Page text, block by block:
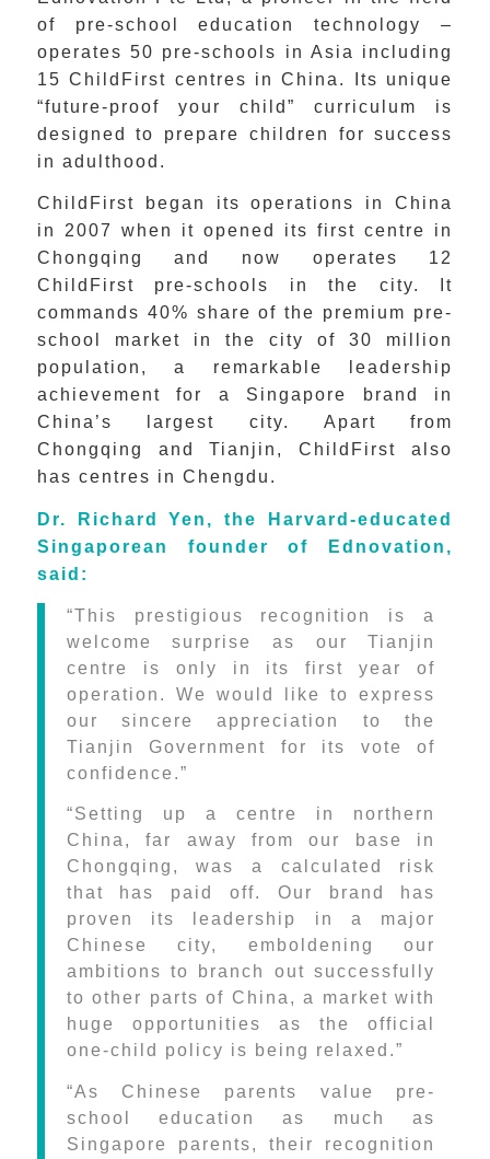
of pre-school education technology –
operates 50 pre-schools in Asia including
15 ChildFirst centres in China. Its unique
“future-proof your child” curriculum is
designed to prepare children for success
in adulthood.
ChildFirst began its operations in China
in 2007 when it opened its first centre in
Chongqing and now operates 12
ChildFirst pre-schools in the city. It
commands 40% share of the premium pre-
school market in the city of 30 million
population, a remarkable leadership
achievement for a Singapore brand in
China’s largest city. Apart from
Chongqing and Tianjin, ChildFirst also
has centres in Chengdu.
Dr. Richard Yen, the Harvard-educated
Singaporean founder of Ednovation,
said:
“This prestigious recognition is a
welcome surprise as our Tianjin
centre is only in its first year of
operation. We would like to express
our sincere appreciation to the
Tianjin Government for its vote of
confidence.”
“Setting up a centre in northern
China, far away from our base in
Chongqing, was a calculated risk
that has paid off. Our brand has
proven its leadership in a major
Chinese city, emboldening our
ambitions to branch out successfully
to other parts of China, a market with
huge opportunities as the official
one-child policy is being relaxed.”
“As Chinese parents value pre-
school education as much as
Singapore parents, their recognition